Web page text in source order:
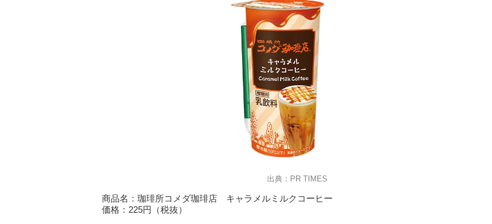
出典：PR TIMES
商品名：珈琲所コメダ珈琲店 キャラメルミルクコーヒー
価格：225円（税抜）